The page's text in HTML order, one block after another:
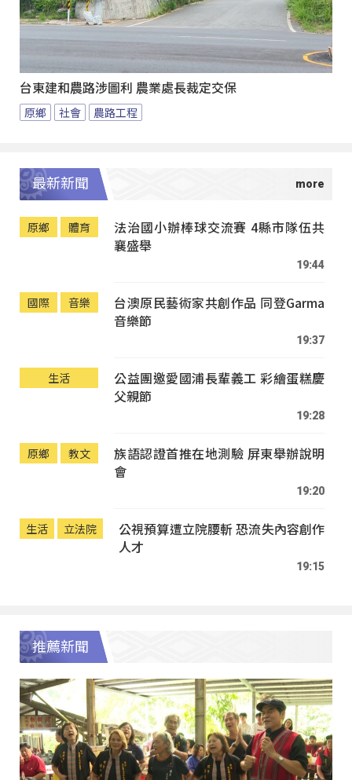
台東建和農路涉圖利 農業處長裁定交保
原鄉 社會 農路工程
最新新聞
原鄉 體育
法治國小辦棒球交流賽 4縣市隊伍共
襄盛舉
19:44
國際 音樂
台澳原民藝術家共創作品 同登Garma
音樂節
19:37
生活
公益團邀愛國浦長輩義工 彩繪蛋糕慶
父親節
19:28
原鄉 教文
族語認證首推在地測驗 屏東舉辦說明
會
19:20
生活 立法院
公視預算遭立院腰斬 恐流失內容創作
人才
19:15
推薦新聞